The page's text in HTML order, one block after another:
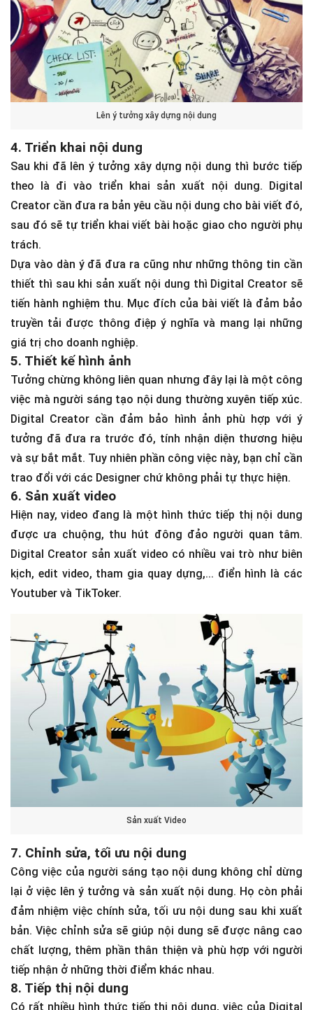
Lên ý tưởng xây dựng nội dung
4. Triển khai nội dung
theo là đi vào triển khai sản xuất nội dung. Digital
Creator cần đưa ra bản yêu cầu nội dung cho bài viết đó,
sau đó sẽ tự triển khai viết bài hoặc giao cho người phụ
trách.
Dựa vào dàn ý đã đưa ra cũng như những thông tin cần
thiết thì sau khi sản xuất nội dung thì Digital Creator sẽ
tiến hành nghiệm thu. Mục đích của bài viết là đảm bảo
truyền tải được thông điệp ý nghĩa và mang lại những
giá trị cho doanh nghiệp.
5. Thiết kế hình ảnh
Tưởng chừng không liên quan nhưng đây lại là một công
việc mà người sáng tạo nội dung thường xuyên tiếp xúc.
Digital Creator cần đảm bảo hình ảnh phù hợp với ý
tưởng đã đưa ra trước đó, tính nhận diện thương hiệu
và sự bắt mắt. Tuy nhiên phần công việc này, bạn chỉ cần
trao đổi với các Designer chứ không phải tự thực hiện.
6. Sản xuất video
được ưa chuộng, thu hút đông đảo người quan tâm.
Digital Creator sản xuất video có nhiều vai trò như biên
kịch, edit video, tham gia quay dựng,... điển hình là các
Youtuber và TikToker.
Sản xuất Video
7. Chỉnh sửa, tối ưu nội dung
Công việc của người sáng tạo nội dung không chỉ dừng
lại ở việc lên ý tưởng và sản xuất nội dung. Họ còn phải
đảm nhiệm việc chính sửa, tối ưu nội dung sau khi xuất